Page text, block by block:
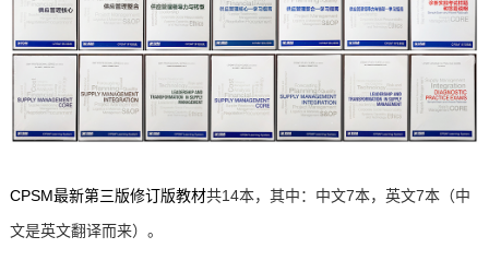
CPSM最新第三版修订版教材共14本，其中：中文7本，英文7本（中
文是英文翻译而来）。